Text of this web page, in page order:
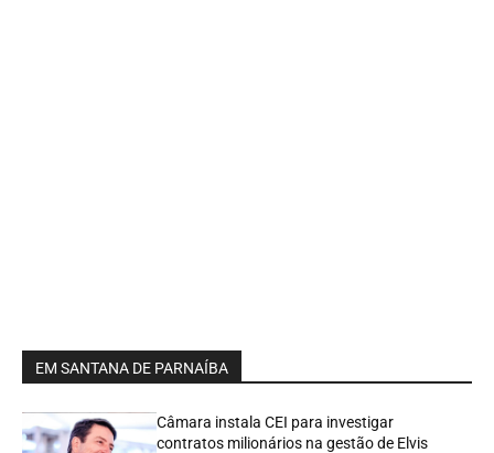
EM SANTANA DE PARNAÍBA
Câmara instala CEI para investigar
contratos milionários na gestão de Elvis